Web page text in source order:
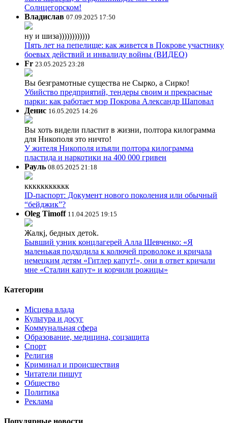
Солнцегорском!
Владислав 07.09.2025 17:50
ну и шиза))))))))))))
Пять лет на пепелище: как живется в Покрове участнику
боевых действий и инвалиду войны (ВИДЕО)
Fr 23.05.2025 23:28
Вы безграмотные существа не Сырко, а Сирко!
Убийство предприятий, тендеры своим и прекрасные
парки: как работает мэр Покрова Александр Шаповал
Денис 16.05.2025 14:26
Вы хоть видели пластит в жизни, полтора килограмма
для Никополя это ничто!
У жителя Никополя изъяли полтора килограмма
пластида и наркотики на 400 000 гривен
Рауль 08.05.2025 21:18
ккккккккккк
ID-паспорт: Документ нового поколения или обычный
“бейджик”?
Oleg Timoff 11.04.2025 19:15
Жалкj, бедных детok.
Бывший узник концлагерей Алла Шевченко: «Я
маленькая подходила к колючей проволоке и кричала
немецким детям «Гитлер капут!», они в ответ кричали
мне «Сталин капут» и корчили рожицы»
Категории
Місцева влада
Культура и досуг
Коммунальная сфера
Образование, медицина, соцзащита
Спорт
Религия
Криминал и происшествия
Читатели пишут
Общество
Политика
Реклама